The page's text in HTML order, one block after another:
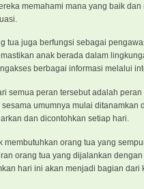
memahami mana yang baik
tua juga berfungsi sebagai
anak berada dalam
berbagai informasi melalui
semua peran tersebut adalah
umumnya mulai
dan dicontohkan setiap hari.
membutuhkan orang tua yang
orang tua yang dijalankan
hari ini akan menjadi bagian dari